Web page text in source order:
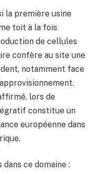
la première usine
toit à la fois
de cellules
confère au site une
notamment face
lors de
constitue un
européenne dans
dans ce domaine :